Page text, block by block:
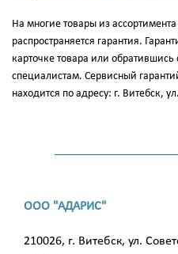
На многие товары из
распространяется гарантия.
карточке товара или
специалистам. Сервисный
находится по адресу: г. Витебск,
ООО "АДАРИС"
210026, г. Витебск, ул.